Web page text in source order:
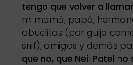
tengo que volver a llamar
mi mamá, papá,
abuelitas (por guija
snif), amigos y demás
que no, que Neil Patel no